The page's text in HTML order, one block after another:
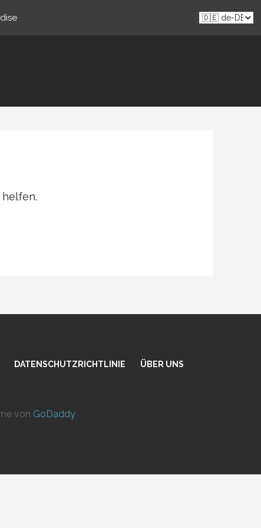
DATENSCHUTZRICHTLINIE
ÜBER UNS
von GoDaddy